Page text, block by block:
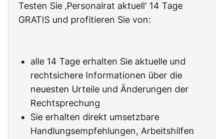
Testen Sie ‚Personalrat aktuell‘ 14 Tage
GRATIS und profitieren Sie von:
alle 14 Tage erhalten Sie aktuelle und
rechtsichere Informationen über die
neuesten Urteile und Änderungen der
Rechtsprechung
Sie erhalten direkt umsetzbare
Handlungsempfehlungen, Arbeitshilfen